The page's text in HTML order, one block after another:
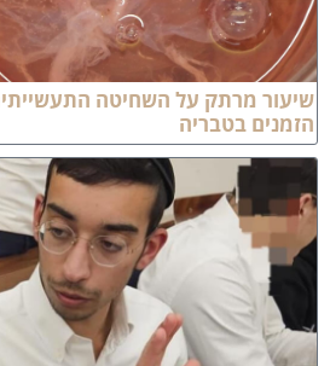
מרתק על השחיטה התעשייתית
בטבריה